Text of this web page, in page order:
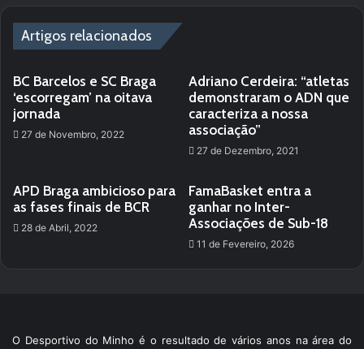
Artigos relacionados
BC Barcelos e SC Braga
‘escorregam’ na oitava
jornada
27 de Novembro, 2022
Adriano Cerdeira: “atletas
demonstraram o ADN que
caracteriza a nossa
associação”
27 de Dezembro, 2021
APD Braga ambicioso para
as fases finais de BCR
28 de Abril, 2022
FamaBasket entra a
ganhar no Inter-
Associações de Sub-18
11 de Fevereiro, 2026
O Desportivo do Minho é o resultado de vários anos na área do